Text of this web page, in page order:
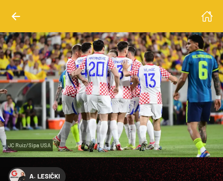
JC Ruiz/Sipa USA
A. LESIČKI